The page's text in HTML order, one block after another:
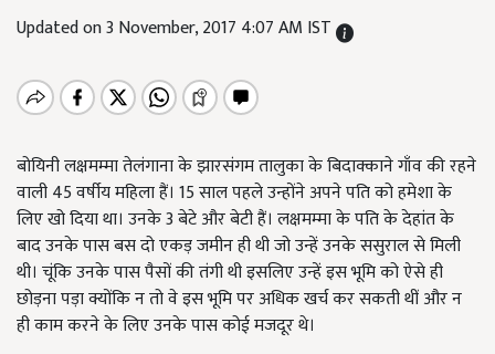
Updated on 3 November, 2017 4:07 AM IST
बोयिनी लक्षमम्मा तेलंगाना के झारसंगम तालुका के बिदाक्काने गाँव की रहने
वाली 45 वर्षीय महिला हैं। 15 साल पहले उन्होंने अपने पति को हमेशा के
लिए खो दिया था। उनके 3 बेटे और बेटी हैं। लक्षमम्मा के पति के देहांत के
बाद उनके पास बस दो एकड़ जमीन ही थी जो उन्हें उनके ससुराल से मिली
थी। चूंकि उनके पास पैसों की तंगी थी इसलिए उन्हें इस भूमि को ऐसे ही
छोड़ना पड़ा क्योंकि न तो वे इस भूमि पर अधिक खर्च कर सकती थीं और न
ही काम करने के लिए उनके पास कोई मजदूर थे।